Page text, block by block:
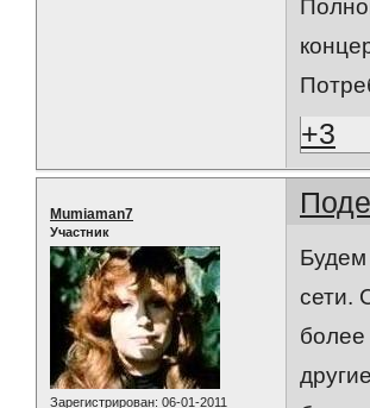
+3
Mumiaman7
Участник
Зарегистрирован: 06-01-2011
Будем
сети.